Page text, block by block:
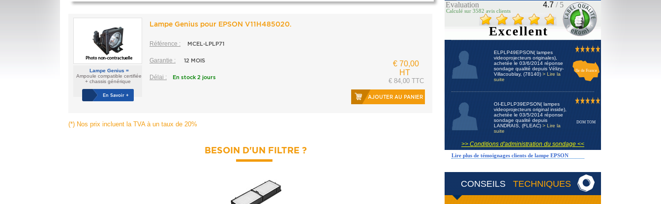
CONSEILS TECHNIQUES
Evaluation 4.7 / 5
Calculé sur 3582 avis clients
Excellent
ELPLP49EPSON( lampes
videoprojecteurs originales),
achetée le 03/6/2014 réponse
sondage qualité depuis Vélizy-
Villacoublay, (78140) > Lire la
suite
Ile de France
OI-ELPLP39EPSON( lampes
videoprojecteurs original inside),
achetée le 03/5/2014 réponse
sondage qualité depuis
LANDRAIS, (FLEAC) > Lire la
suite
DOM TOM
>> Conditions d'administration du sondage <<
Lire plus de témoignages clients de lampe EPSON
Lampe Genius =
Ampoule compatible certifiée
+ chassis générique
En Savoir +
Lampe Genius pour EPSON V11H485020.
Référence : MCEL-LPLP71
Garantie : 12 MOIS
Délai : En stock 2 jours
€ 70,00
HT
€ 84,00 TTC
AJOUTER AU PANIER
(*) Nos prix incluent la TVA à un taux de 20%
BESOIN D'UN FILTRE ?